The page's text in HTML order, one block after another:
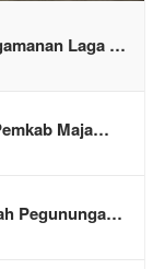
Laga …
Maja…
Pegununga…